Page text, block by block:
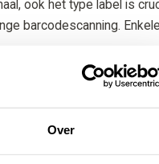
Over
ook het type label is
barcodescanning.
worden op
diende te worden,